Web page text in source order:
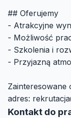
## Oferujemy
- Atrakcyjne
- Możliwość
- Szkolenia i
- Przyjazną
Zainteresowane
adres:
Kontakt do